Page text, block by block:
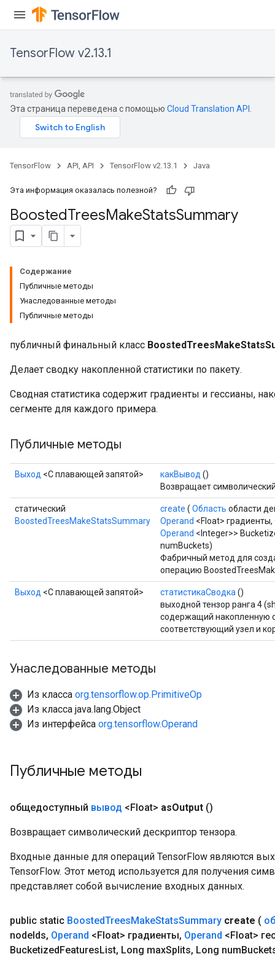
TensorFlow v2.13.1
Эта страница переведена с помощью Cloud Translation API
TensorFlow API, API TensorFlow v2.13.1 Java
Эта информация оказалась полезной?
BoostedTreesMakeStatsSummary
Содержание
Публичные методы
Унаследованные методы
Публичные методы
публичный финальный класс
Делает сводку накопленной статистики по пакету.
Сводная статистика содержит градиенты и гессианы,
сегменте для каждого примера.
Публичные методы
Выход <С плавающей запятой> какВывод ()
Возвращает
статический
BoostedTreesMakeStatsSummary
create ( Область области
Operand <Float> градиенты,
Operand <Integer>>
numBuckets)
Фабричный метод для
операцию
Выход <С плавающей запятой> статистикаСводка ()
выходной тензор ранга 4
содержащий накопленную
соответствующий узел и
Унаследованные методы
Из класса org.tensorflow.op.PrimitiveOp
Из класса java.lang.Object
Из интерфейса org.tensorflow.Operand
Публичные методы
общедоступный вывод <Float> asOutput ()
Возвращает символический дескриптор тензора.
Входные данные для операций TensorFlow являются
TensorFlow. Этот метод используется для получения
представляет собой вычисление входных данных.
public static BoostedTreesMakeStatsSummary create (
nodeIds, Operand <Float> градиенты, Operand <Float>
BucketizedFeaturesList, Long maxSplits, Long num